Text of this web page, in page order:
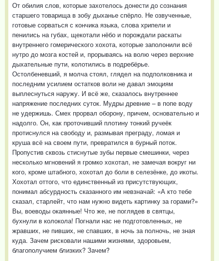
От обилия слов, которые захотелось донести до сознания
старшего товарища в зобу дыханье спёрло. Не озвученные,
готовые сорваться с кончика языка, слова хрипели и
пенились на губах, щекотали нёбо и порождали раскаты
внутреннего гомерического хохота, которые заполонили всё
нутро до мозга костей и, прорываясь на волю через верхние
дыхательные пути, колотились в подребёрье.
Остолбеневший, я молча стоял, глядел на подполковника и
последним усилием остатков воли не давал эмоциям
выплеснуться наружу. И всё же, сказалось внутреннее
напряжение последних суток. Мудры древние – в попе воду
не удержишь. Смех прорвал оборону, причем, основательно и
надолго. Он, как проточивший плотину тонкий ручеёк
протиснулся на свободу и, размывая преграду, ломая и
круша всё на своем пути, превратился в бурный поток.
Пропустив сквозь стиснутые зубы первые смешинки, через
несколько мгновений я громко хохотал, не замечая вокруг ни
кого, кроме штабного, хохотал до боли в селезёнке, до икоты.
Хохотал оттого, что единственный из присутствующих,
понимал абсурдность сказанного им невзначай: «А кто тебе
сказал, старлейт, что нам нужно видеть картинку за горами?»
Вы, воеводы окаянные! Что же, не поглядев в святцы,
бухнули в колокола! Погнали нас не подготовленных, не
жравших, не пивших, не спавших, в ночь за полночь, не зная
куда. Зачем рисковали нашими жизнями, здоровьем,
благополучием близких? Зачем?